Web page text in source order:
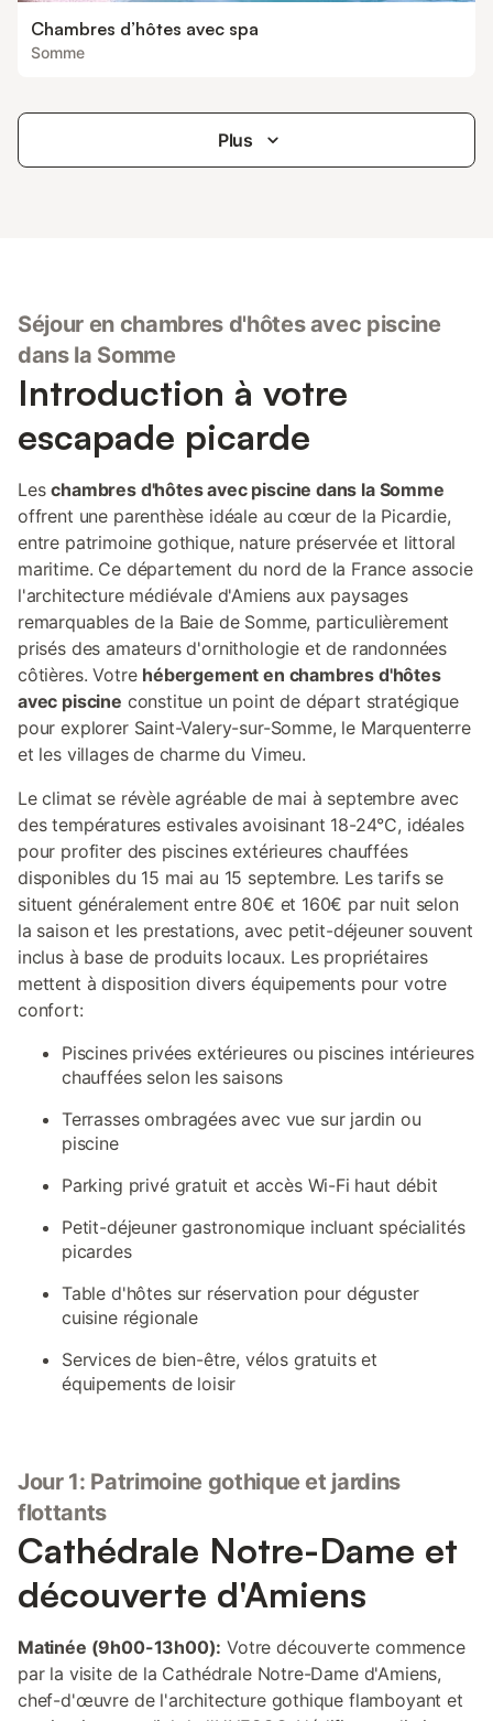
Chambres d’hôtes avec spa
Somme
Plus
Séjour en chambres d'hôtes avec piscine
dans la Somme
Introduction à votre
escapade picarde
Leschambres d'hôtes avec piscine dans la Somme
offrent une parenthèse idéale au cœur de la Picardie,
entre patrimoine gothique, nature préservée et littoral
maritime. Ce département du nord de la France associe
l'architecture médiévale d'Amiens aux paysages
remarquables de la Baie de Somme, particulièrement
prisés des amateurs d'ornithologie et de randonnées
côtières. Votre hébergement en chambres d'hôtes
avec piscine constitue un point de départ stratégique
pour explorer Saint-Valery-sur-Somme, le Marquenterre
et les villages de charme du Vimeu.
Le climat se révèle agréable de mai à septembre avec
des températures estivales avoisinant 18-24°C, idéales
pour profiter des piscines extérieures chauffées
disponibles du 15 mai au 15 septembre. Les tarifs se
situent généralement entre 80€ et 160€ par nuit selon
la saison et les prestations, avec petit-déjeuner souvent
inclus à base de produits locaux. Les propriétaires
mettent à disposition divers équipements pour votre
confort:
Piscines privées extérieures ou piscines intérieures
chauffées selon les saisons
Terrasses ombragées avec vue sur jardin ou
piscine
Parking privé gratuit et accès Wi-Fi haut débit
Petit-déjeuner gastronomique incluant spécialités
picardes
Table d'hôtes sur réservation pour déguster
cuisine régionale
Services de bien-être, vélos gratuits et
équipements de loisir
Jour 1: Patrimoine gothique et jardins
flottants
Cathédrale Notre-Dame et
découverte d'Amiens
Matinée (9h00-13h00): Votre découverte commence
par la visite de la Cathédrale Notre-Dame d'Amiens,
chef-d'œuvre de l'architecture gothique flamboyant et